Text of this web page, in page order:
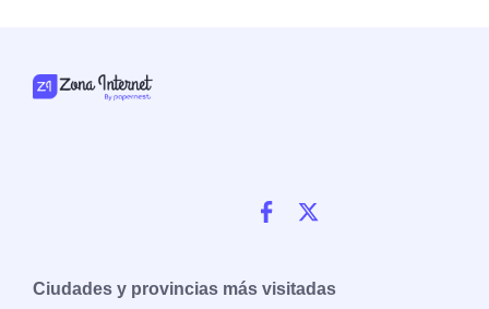
Ciudades y provincias más visitadas